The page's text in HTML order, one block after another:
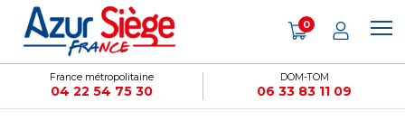
France métropolitaine
04 22 54 75 30
DOM-TOM
06 33 83 11 09
0
Panneau de gestion des cookies